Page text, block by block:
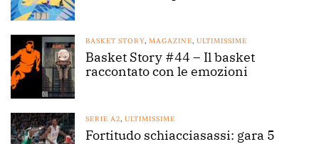
BASKET STORY MAGAZINE ULTIMISSIME
Basket Story #44 – Il basket
raccontato con le emozioni
SERIE A2 ULTIMISSIME
Fortitudo schiacciasassi: gara 5